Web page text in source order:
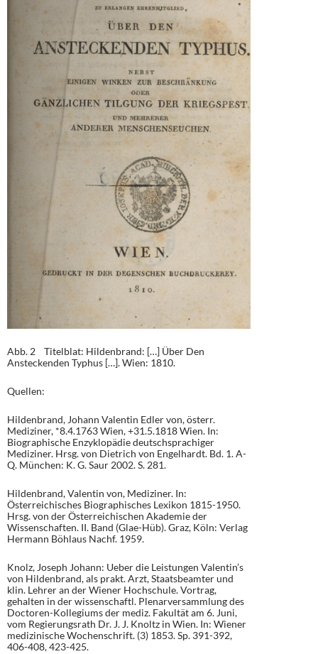
Abb. 2 Titelblat: Hildenbrand: […] Über Den
Ansteckenden Typhus […]. Wien: 1810.
Quellen:
Hildenbrand, Johann Valentin Edler von, österr.
Mediziner, *8.4.1763 Wien, +31.5.1818 Wien. In:
Biographische Enzyklopädie deutschsprachiger
Mediziner. Hrsg. von Dietrich von Engelhardt. Bd. 1. A-
Q. München: K. G. Saur 2002. S. 281.
Hildenbrand, Valentin von, Mediziner. In:
Österreichisches Biographisches Lexikon 1815-1950.
Hrsg. von der Österreichischen Akademie der
Wissenschaften. II. Band (Glae-Hüb). Graz, Köln: Verlag
Hermann Böhlaus Nachf. 1959.
Knolz, Joseph Johann: Ueber die Leistungen Valentin’s
von Hildenbrand, als prakt. Arzt, Staatsbeamter und
klin. Lehrer an der Wiener Hochschule. Vortrag,
gehalten in der wissenschaftl. Plenarversammlung des
Doctoren-Kollegiums der mediz. Fakultät am 6. Juni,
vom Regierungsrath Dr. J. J. Knoltz in Wien. In: Wiener
medizinische Wochenschrift. (3) 1853. Sp. 391-392,
406-408, 423-425.